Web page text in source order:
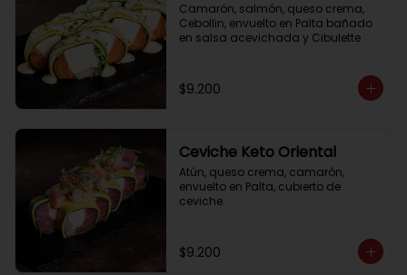
Camarón, salmón, queso crema,
Cebollin, envuelto en Palta bañado
en salsa acevichada y Cibulette
$9.200
Ceviche Keto Oriental
Atún, queso crema, camarón,
envuelto en Palta, cubierto de
ceviche.
$9.200